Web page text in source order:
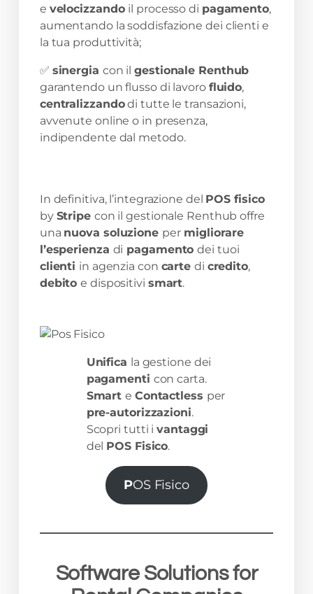
e velocizzando il processo di pagamento,
aumentando la soddisfazione dei clienti e
la tua produttività;
✅ sinergia con ilgestionale Renthub
garantendo un flusso di lavoro fluido,
centralizzandodi tutte le transazioni,
avvenute online o in presenza,
indipendente dal metodo.
In definitiva, l’integrazione del POS fisico
by Stripe con il gestionale Renthub offre
una nuova soluzione permigliorare
l’esperienza di pagamentodei tuoi
clienti in agenzia con carte di credito,
debitoe dispositivi smart.
Unifica la gestione dei
pagamenti con carta.
Smarte Contactless per
pre-autorizzazioni.
Scopri tutti ivantaggi
del POS Fisico.
POS Fisico
Software Solutionsfor